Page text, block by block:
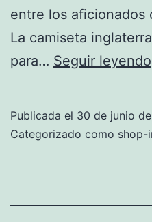
entre los aficionados
La camiseta
para… Seguir leyendo
Publicada el 30 de junio
Categorizado como shop-